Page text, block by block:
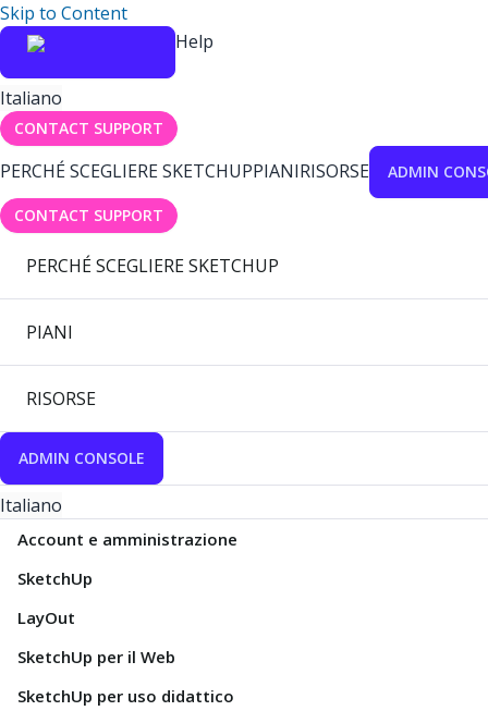
Skip to Content
Help
Italiano
CONTACT SUPPORT
PERCHÉ SCEGLIERE SKETCHUPPIANIRISORSE ADMIN
CONTACT SUPPORT
PERCHÉ SCEGLIERE SKETCHUP
PIANI
RISORSE
ADMIN CONSOLE
Italiano
Account e amministrazione
SketchUp
LayOut
SketchUp per il Web
SketchUp per uso didattico